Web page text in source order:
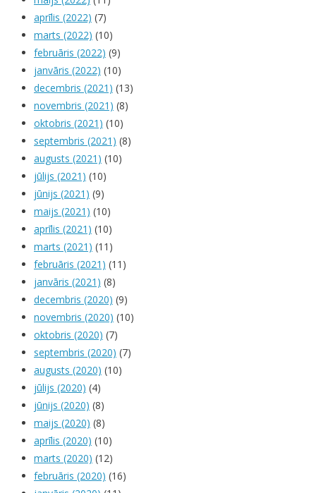
aprīlis (2022) (7)
marts (2022) (10)
februāris (2022) (9)
janvāris (2022) (10)
decembris (2021) (13)
novembris (2021) (8)
oktobris (2021) (10)
septembris (2021) (8)
augusts (2021) (10)
jūlijs (2021) (10)
jūnijs (2021) (9)
maijs (2021) (10)
aprīlis (2021) (10)
marts (2021) (11)
februāris (2021) (11)
janvāris (2021) (8)
decembris (2020) (9)
novembris (2020) (10)
oktobris (2020) (7)
septembris (2020) (7)
augusts (2020) (10)
jūlijs (2020) (4)
jūnijs (2020) (8)
maijs (2020) (8)
aprīlis (2020) (10)
marts (2020) (12)
februāris (2020) (16)